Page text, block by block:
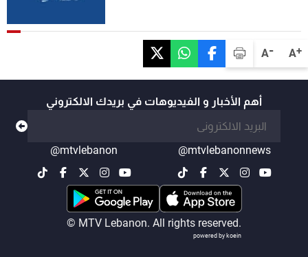
A+
A-
أهم الأخبار و الفيديوهات في بريدك الالكتروني
@mtvlebanonnews
@mtvlebanon
© MTV Lebanon. All rights reserved.
powered by koein